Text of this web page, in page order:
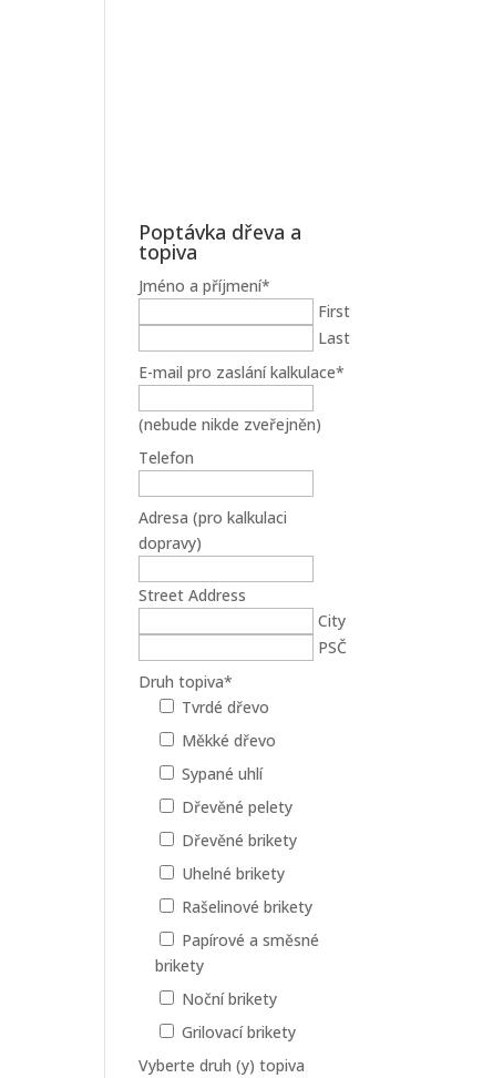
Poptávka dřeva a
topiva
Jméno a příjmení*
First
Last
E-mail pro zaslání kalkulace*
(nebude nikde zveřejněn)
Telefon
Adresa (pro kalkulaci
dopravy)
Street Address
City
PSČ
Druh topiva*
Tvrdé dřevo
Měkké dřevo
Sypané uhlí
Dřevěné pelety
Dřevěné brikety
Uhelné brikety
Rašelinové brikety
Papírové a směsné
brikety
Noční brikety
Grilovací brikety
Vyberte druh (y) topiva